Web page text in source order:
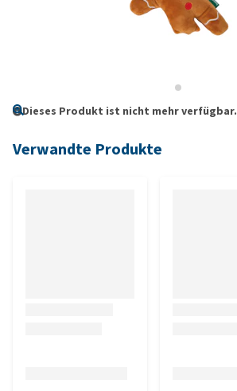
Dieses Produkt ist nicht mehr verfügbar.
Verwandte Produkte